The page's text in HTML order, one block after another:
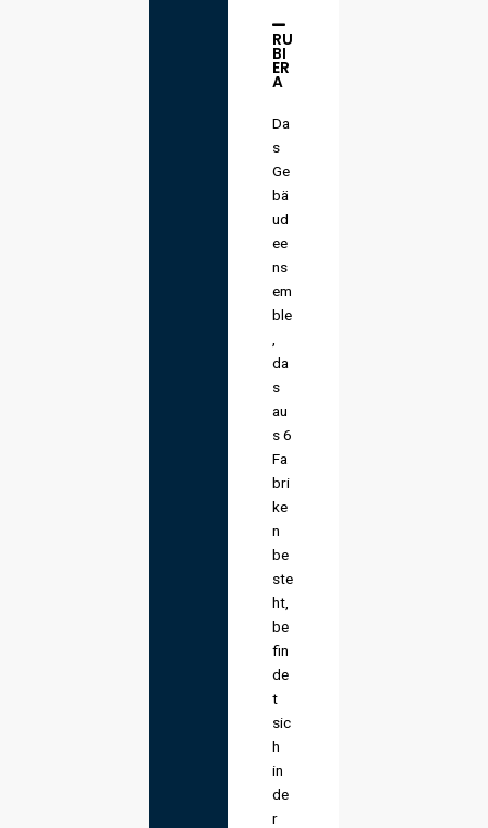
RU
BI
ER
A
Da
s
Ge
bä
ud
ee
ns
em
ble
da
s
au
s 6
Fa
bri
ke
n
be
ste
ht,
be
fin
de
t
sic
h
in
de
r